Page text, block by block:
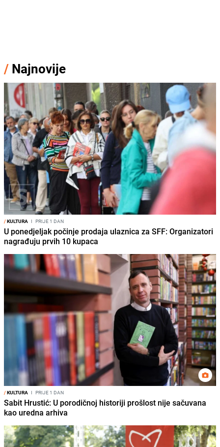
/ Najnovije
/KULTURA I PRIJE 1 DAN
U ponedjeljak počinje prodaja ulaznica za SFF: Organizatori
nagrađuju prvih 10 kupaca
/KULTURA I PRIJE 1 DAN
Sabit Hrustić: U porodičnoj historiji prošlost nije sačuvana
kao uredna arhiva